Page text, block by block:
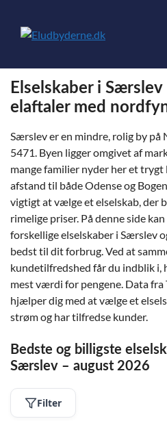
indhold
Elselskaber i
elaftaler med
Særslev er en mindre, rolig by
5471. Byen ligger omgivet af
mange familier nyder her et
afstand til både Odense og
vigtigt at vælge et elselskab, der
rimelige priser. På denne side
forskellige elselskaber i Særslev
bedst til dit forbrug. Ved at
kundetilfredshed får du indblik i,
mest værdi for pengene. Data
hjælper dig med at vælge et
strøm og har tilfredse kunder.
Bedste og billigste
Særslev – august 2026
Filter